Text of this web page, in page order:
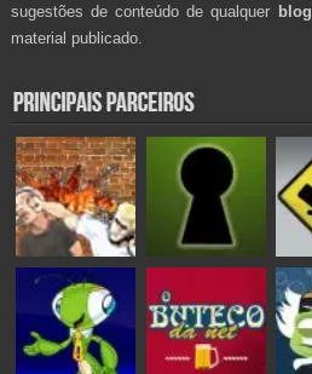
sugestões de conteúdo de qualquer blog
material publicado.